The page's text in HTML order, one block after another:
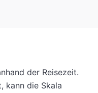
der Reisezeit.
kann die Skala